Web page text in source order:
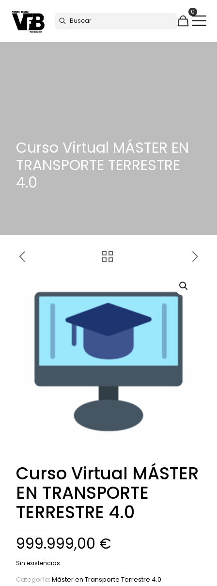
0
Curso Virtual MÁSTER EN
TRANSPORTE TERRESTRE
4.0
Curso Virtual MÁSTER
EN TRANSPORTE
TERRESTRE 4.0
999.999,00 €
Sin existencias
Categoría: Máster en Transporte Terrestre 4.0